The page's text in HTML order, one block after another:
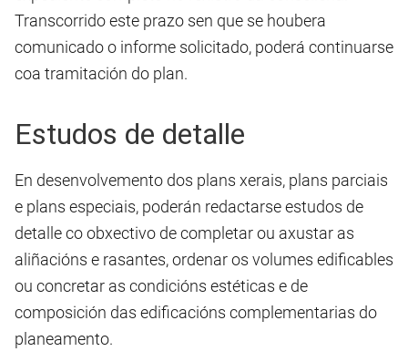
Transcorrido este prazo sen que se houbera
comunicado o informe solicitado, poderá continuarse
coa tramitación do plan.
Estudos de detalle
En desenvolvemento dos plans xerais, plans parciais
e plans especiais, poderán redactarse estudos de
detalle co obxectivo de completar ou axustar as
aliñacións e rasantes, ordenar os volumes edificables
ou concretar as condicións estéticas e de
composición das edificacións complementarias do
planeamento.